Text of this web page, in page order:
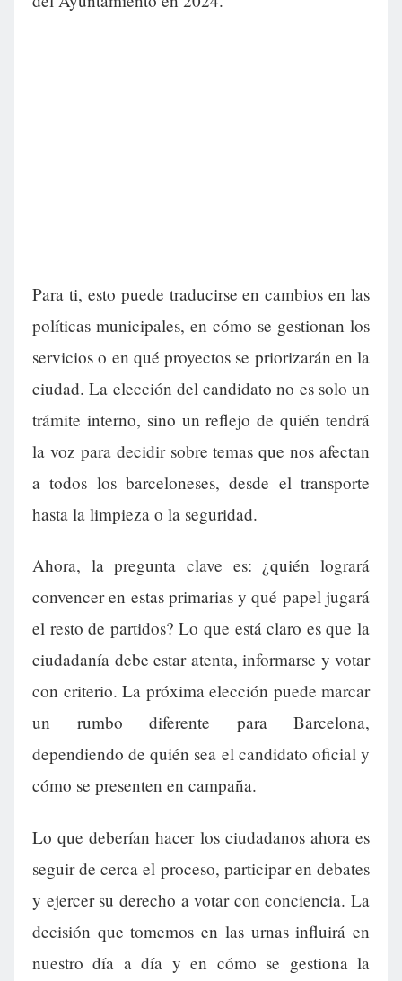
Para ti, esto puede traducirse en cambios en las
políticas municipales, en cómo se gestionan los
servicios o en qué proyectos se priorizarán en la
ciudad. La elección del candidato no es solo un
trámite interno, sino un reflejo de quién tendrá
la voz para decidir sobre temas que nos afectan
a todos los barceloneses, desde el transporte
hasta la limpieza o la seguridad.
Ahora, la pregunta clave es: ¿quién logrará
convencer en estas primarias y qué papel jugará
el resto de partidos? Lo que está claro es que la
ciudadanía debe estar atenta, informarse y votar
con criterio. La próxima elección puede marcar
un rumbo diferente para Barcelona,
dependiendo de quién sea el candidato oficial y
cómo se presenten en campaña.
Lo que deberían hacer los ciudadanos ahora es
seguir de cerca el proceso, participar en debates
y ejercer su derecho a votar con conciencia. La
decisión que tomemos en las urnas influirá en
nuestro día a día y en cómo se gestiona la